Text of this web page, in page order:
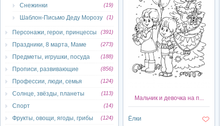
Снежинки (19)
Шаблон-Письмо Деду Морозу (1)
Персонажи, герои, принцессы (391)
Праздники, 8 марта, Маме (273)
Предметы, игрушки, посуда (188)
Прописи, развивающие (856)
Профессии, люди, семья (124)
Солнце, звёзды, планеты (113)
Спорт (14)
Фрукты, овощи, ягоды, грибы (124)
Мальчик и девочка на п...
Ёлки